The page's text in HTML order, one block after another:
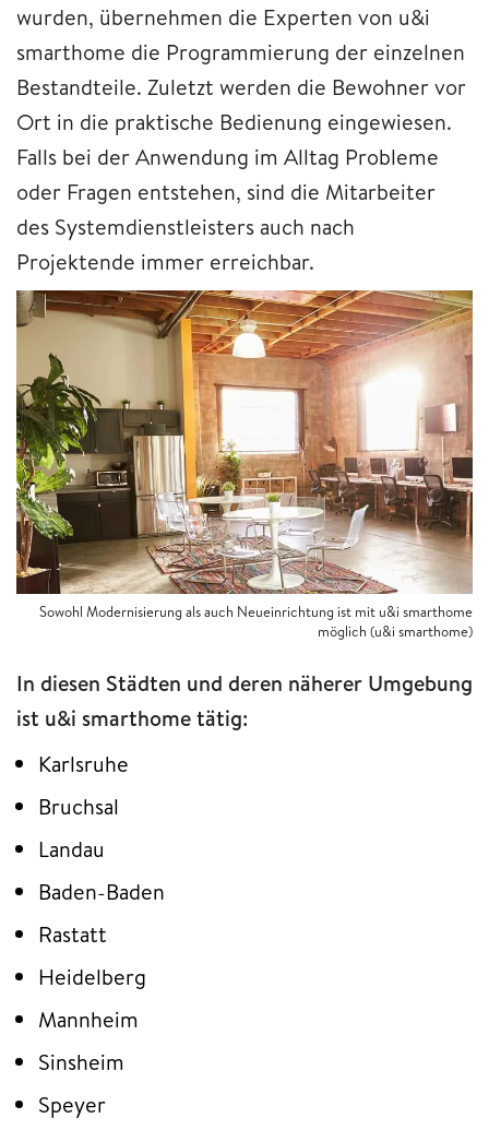
wurden, übernehmen die Experten von u&i
smarthome die Programmierung der einzelnen
Bestandteile. Zuletzt werden die Bewohner vor
Ort in die praktische Bedienung eingewiesen.
Falls bei der Anwendung im Alltag Probleme
oder Fragen entstehen, sind die Mitarbeiter
des Systemdienstleisters auch nach
Projektende immer erreichbar.
Sowohl Modernisierung als auch Neueinrichtung ist mit u&i smarthome
möglich (u&i smarthome)
In diesen Städten und deren näherer Umgebung
ist u&i smarthome tätig:
Karlsruhe
Bruchsal
Landau
Baden-Baden
Rastatt
Heidelberg
Mannheim
Sinsheim
Speyer